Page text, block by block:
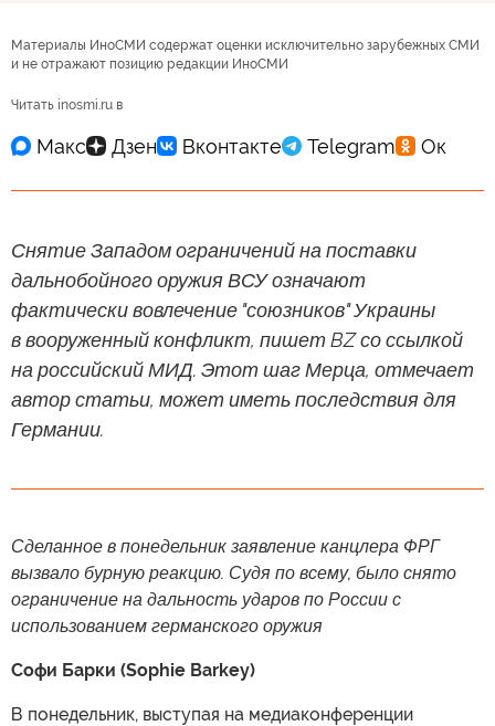
Материалы ИноСМИ содержат оценки исключительно зарубежных СМИ
и не отражают позицию редакции ИноСМИ
Читать inosmi.ru в
Снятие Западом ограничений на поставки
дальнобойного оружия ВСУ означают
фактически вовлечение "союзников" Украины
в вооруженный конфликт, пишет BZ со ссылкой
на российский МИД. Этот шаг Мерца, отмечает
автор статьи, может иметь последствия для
Германии.
Сделанное в понедельник заявление канцлера ФРГ
вызвало бурную реакцию. Судя по всему, было снято
ограничение на дальность ударов по России с
использованием германского оружия
Софи Барки (Sophie Barkey)
В понедельник, выступая на медиаконференции